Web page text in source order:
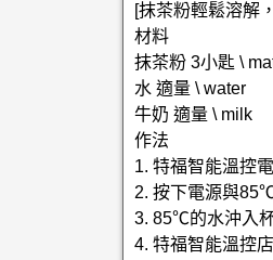
[抹茶粉輕鬆溶解
材料
抹茶粉 3小匙 \
水 適量 \ water
牛奶 適量 \ milk
作法
1. 特福智能溫控
2. 按下電源與
3. 85℃的水沖入
4. 特福智能溫控